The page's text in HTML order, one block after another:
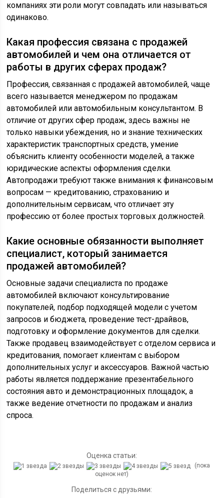
компаниях эти роли могут совпадать или называться
одинаково.
Какая профессия связана с продажей
автомобилей и чем она отличается от
работы в других сферах продаж?
Профессия, связанная с продажей автомобилей, чаще
всего называется менеджером по продажам
автомобилей или автомобильным консультантом. В
отличие от других сфер продаж, здесь важны не
только навыки убеждения, но и знание технических
характеристик транспортных средств, умение
объяснить клиенту особенности моделей, а также
юридические аспекты оформления сделки.
Автопродажи требуют также внимания к финансовым
вопросам — кредитованию, страхованию и
дополнительным сервисам, что отличает эту
профессию от более простых торговых должностей.
Какие основные обязанности выполняет
специалист, который занимается
продажей автомобилей?
Основные задачи специалиста по продаже
автомобилей включают консультирование
покупателей, подбор подходящей модели с учетом
запросов и бюджета, проведение тест-драйвов,
подготовку и оформление документов для сделки.
Также продавец взаимодействует с отделом сервиса и
кредитования, помогает клиентам с выбором
дополнительных услуг и аксессуаров. Важной частью
работы является поддержание презентабельного
состояния авто и демонстрационных площадок, а
также ведение отчетности по продажам и анализ
спроса.
Оценка статьи:
(пока
оценок нет)
Поделиться с друзьями: